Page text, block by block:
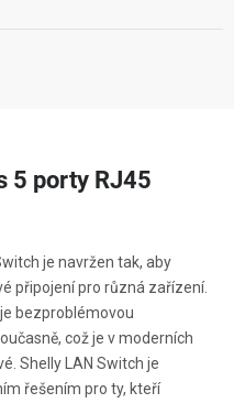
5 porty RJ45
je navržen tak, aby
připojení pro různá zařízení.
bezproblémovou
což je v moderních
Shelly LAN Switch je
řešením pro ty, kteří